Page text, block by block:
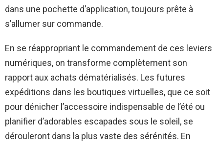
dans une pochette d’application, toujours prête à
s’allumer sur commande.
En se réappropriant le commandement de ces leviers
numériques, on transforme complètement son
rapport aux achats dématérialisés. Les futures
expéditions dans les boutiques virtuelles, que ce soit
pour dénicher l’accessoire indispensable de l’été ou
planifier d’adorables escapades sous le soleil, se
dérouleront dans la plus vaste des sérénités. En